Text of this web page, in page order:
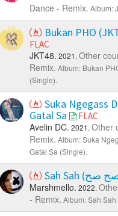
Dance - Remix. Album:
Bukan PHO
FLAC
JKT48. 2021. Other
Remix. Album: Bukan
(Single).
Suka Ngegass
Gatal Sa
FLAC
Avelin DC. 2021. Other
Remix. Album: Suka
Gatal Sa (Single).
Marshmello. 2022.
- Remix.